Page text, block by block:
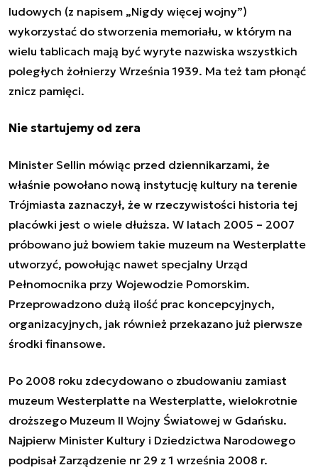
ludowych (z napisem „Nigdy więcej wojny”)
wykorzystać do stworzenia memoriału, w którym na
wielu tablicach mają być wyryte nazwiska wszystkich
poległych żołnierzy Września 1939. Ma też tam płonąć
znicz pamięci.
Nie startujemy od zera
Minister Sellin mówiąc przed dziennikarzami, że
właśnie powołano nową instytucję kultury na terenie
Trójmiasta zaznaczył, że w rzeczywistości historia tej
placówki jest o wiele dłuższa. W latach 2005 – 2007
próbowano już bowiem takie muzeum na Westerplatte
utworzyć, powołując nawet specjalny Urząd
Pełnomocnika przy Wojewodzie Pomorskim.
Przeprowadzono dużą ilość prac koncepcyjnych,
organizacyjnych, jak również przekazano już pierwsze
środki finansowe.
Po 2008 roku zdecydowano o zbudowaniu zamiast
muzeum Westerplatte na Westerplatte, wielokrotnie
droższego Muzeum II Wojny Światowej w Gdańsku.
Najpierw Minister Kultury i Dziedzictwa Narodowego
podpisał Zarządzenie nr 29 z 1 września 2008 r.